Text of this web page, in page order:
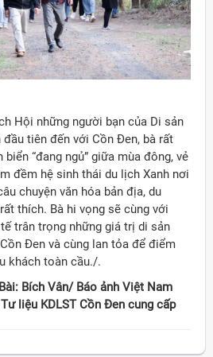
Hội những người bạn của Di sản
tiên đến với Cồn Đen, bà rất
“đang ngủ” giữa mùa đông, vẻ
đềm hệ sinh thái du lịch Xanh nơi
chuyện văn hóa bản địa, du
thích. Bà hi vọng sẽ cùng với
trân trọng những giá trị di sản
Đen và cùng lan tỏa để điểm
khách toàn cầu./.
Bài: Bích Vân/ Báo ảnh Việt Nam
liệu KDLST Cồn Đen cung cấp